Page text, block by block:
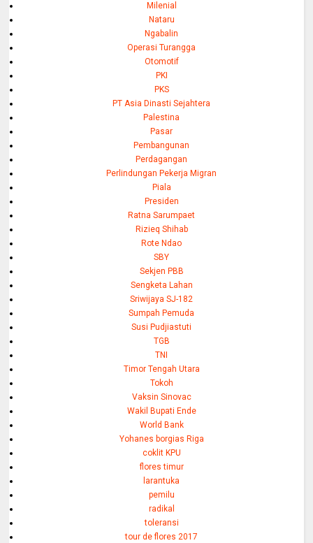
Milenial
Nataru
Ngabalin
Operasi Turangga
Otomotif
PKI
PKS
PT Asia Dinasti Sejahtera
Palestina
Pasar
Pembangunan
Perdagangan
Perlindungan Pekerja Migran
Piala
Presiden
Ratna Sarumpaet
Rizieq Shihab
Rote Ndao
SBY
Sekjen PBB
Sengketa Lahan
Sriwijaya SJ-182
Sumpah Pemuda
Susi Pudjiastuti
TGB
TNI
Timor Tengah Utara
Tokoh
Vaksin Sinovac
Wakil Bupati Ende
World Bank
Yohanes borgias Riga
coklit KPU
flores timur
larantuka
pemilu
radikal
toleransi
tour de flores 2017